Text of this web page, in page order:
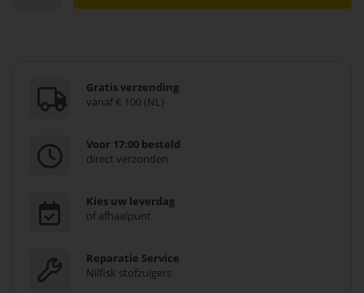
Gratis verzending
vanaf € 100 (NL)
Voor 17:00 besteld
direct verzonden
Kies uw leverdag
of afhaalpunt
Reparatie Service
Nilfisk stofzuigers